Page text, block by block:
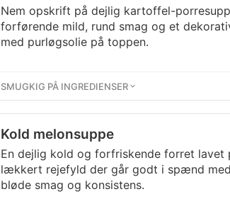
Nem opskrift på dejlig kartoffel-
forførende mild, rund smag og et
med purløgsolie på toppen.
SMUGKIG PÅ INGREDIENSER
Kold melonsuppe
En dejlig kold og forfriskende forret lavet
lækkert rejefyld der går godt i spænd
bløde smag og konsistens.